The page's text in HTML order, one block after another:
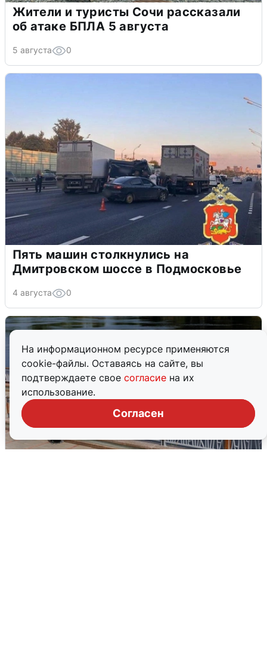
На информационном ресурсе применяются
cookie-файлы. Оставаясь на сайте, вы
подтверждаете свое согласие на их
использование.
Согласен
Жители и туристы Сочи рассказали
об атаке БПЛА 5 августа
5 августа 0
Пять машин столкнулись на
Дмитровском шоссе в Подмосковье
4 августа 0